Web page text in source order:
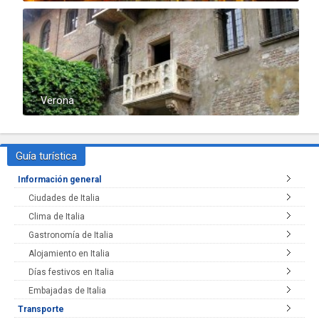
Verona
Guía turística
Información general
Ciudades de Italia
Clima de Italia
Gastronomía de Italia
Alojamiento en Italia
Días festivos en Italia
Embajadas de Italia
Transporte